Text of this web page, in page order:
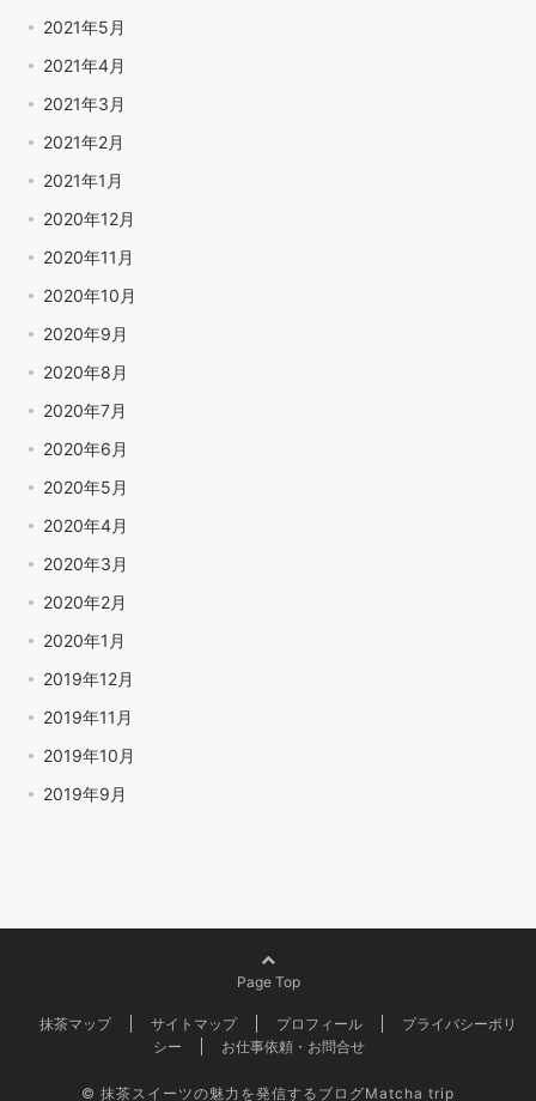
2021年5月
2021年4月
2021年3月
2021年2月
2021年1月
2020年12月
2020年11月
2020年10月
2020年9月
2020年8月
2020年7月
2020年6月
2020年5月
2020年4月
2020年3月
2020年2月
2020年1月
2019年12月
2019年11月
2019年10月
2019年9月
Page Top
抹茶マップ サイトマップ プロフィール
プライバシーポリ
シー
お仕事依頼・お問合せ
© 抹茶スイーツの魅力を発信するブログMatcha trip